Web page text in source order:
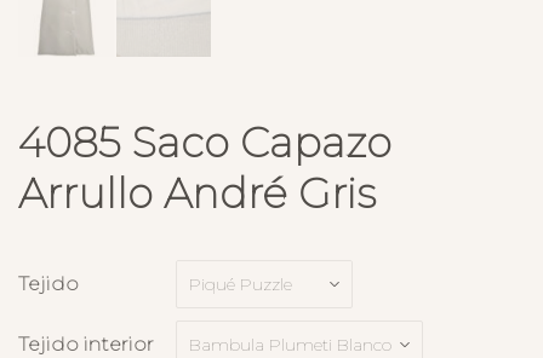
4085 Saco Capazo
Arrullo André Gris
Tejido
Tejido interior